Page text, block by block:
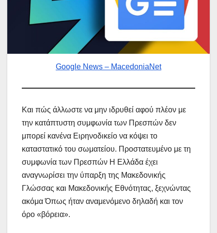
Google News – MacedoniaNet
Και πώς άλλωστε να μην ιδρυθεί αφού πλέον με
την κατάπτυστη συμφωνία των Πρεσπών δεν
μπορεί κανένα Ειρηνοδικείο να κόψει το
καταστατικό του σωματείου. Προστατευμένο με τη
συμφωνία των Πρεσπών Η Ελλάδα έχει
αναγνωρίσει την ύπαρξη της Μακεδονικής
Γλώσσας και Μακεδονικής Εθνότητας, ξεχνώντας
ακόμα Όπως ήταν αναμενόμενο δηλαδή και τον
όρο «βόρεια».